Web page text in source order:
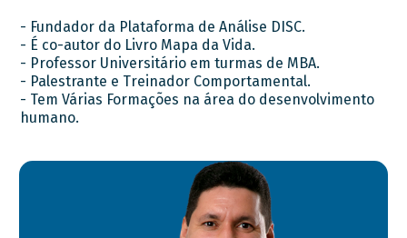
- Fundador da Plataforma de Análise DISC.
- É co-autor do Livro Mapa da Vida.
- Professor Universitário em turmas de MBA.
- Palestrante e Treinador Comportamental.
- Tem Várias Formações na área do desenvolvimento
humano.